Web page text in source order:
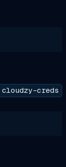
creds